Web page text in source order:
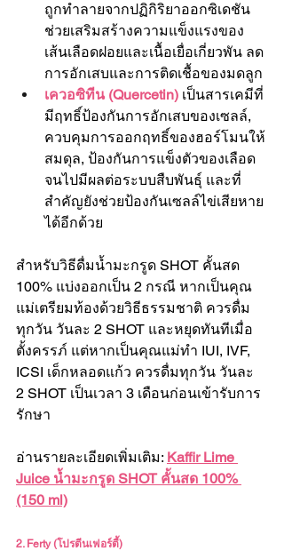
ถูกทำลายจากปฏิกิริยาออกซิเดชัน
ช่วยเสริมสร้างความแข็งแรงของ
เส้นเลือดฝอยและเนื้อเยื่อเกี่ยวพัน ลด
การอักเสบและการติดเชื้อของมดลูก
เควอซิทีน (Quercetin) เป็นสารเคมีที่
มีฤทธิ์ป้องกันการอักเสบของเซลล์,
ควบคุมการออกฤทธิ์ของฮอร์โมนให้
สมดุล, ป้องกันการแข็งตัวของเลือด
จนไปมีผลต่อระบบสืบพันธุ์ และที่
สำคัญยังช่วยป้องกันเซลล์ไข่เสียหาย
ได้อีกด้วย
สำหรับวิธีดื่มน้ำมะกรูด SHOT คั้นสด
100% แบ่งออกเป็น 2 กรณี หากเป็นคุณ
แม่เตรียมท้องด้วยวิธีธรรมชาติ ควรดื่ม
ทุกวัน วันละ 2 SHOT และหยุดทันทีเมื่อ
ตั้งครรภ์ แต่หากเป็นคุณแม่ทำ IUI, IVF,
ICSI เด็กหลอดแก้ว ควรดื่มทุกวัน วันละ
2 SHOT เป็นเวลา 3 เดือนก่อนเข้ารับการ
รักษา
อ่านรายละเอียดเพิ่มเติม: Kaffir Lime
Juice น้ำมะกรูด SHOT คั้นสด 100%
(150 ml)
2. Ferty (โปรตีนเฟอร์ตี้)